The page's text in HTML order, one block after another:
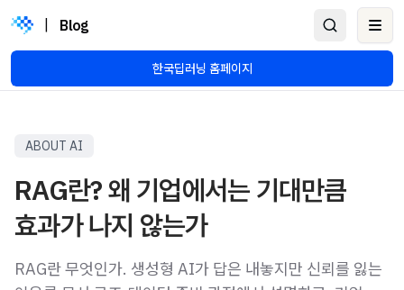
Blog
한국딥러닝 홈페이지
ABOUT AI
RAG란? 왜 기업에서는 기대만큼
효과가 나지 않는가
RAG란 무엇인가. 생성형 AI가 답은 내놓지만 신뢰를 잃는